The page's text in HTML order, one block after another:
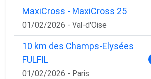
MaxiCross - MaxiCross 25
01/02/2026 - Val-d'Oise
10 km des Champs-Elysées
FULFIL
01/02/2026 - Paris